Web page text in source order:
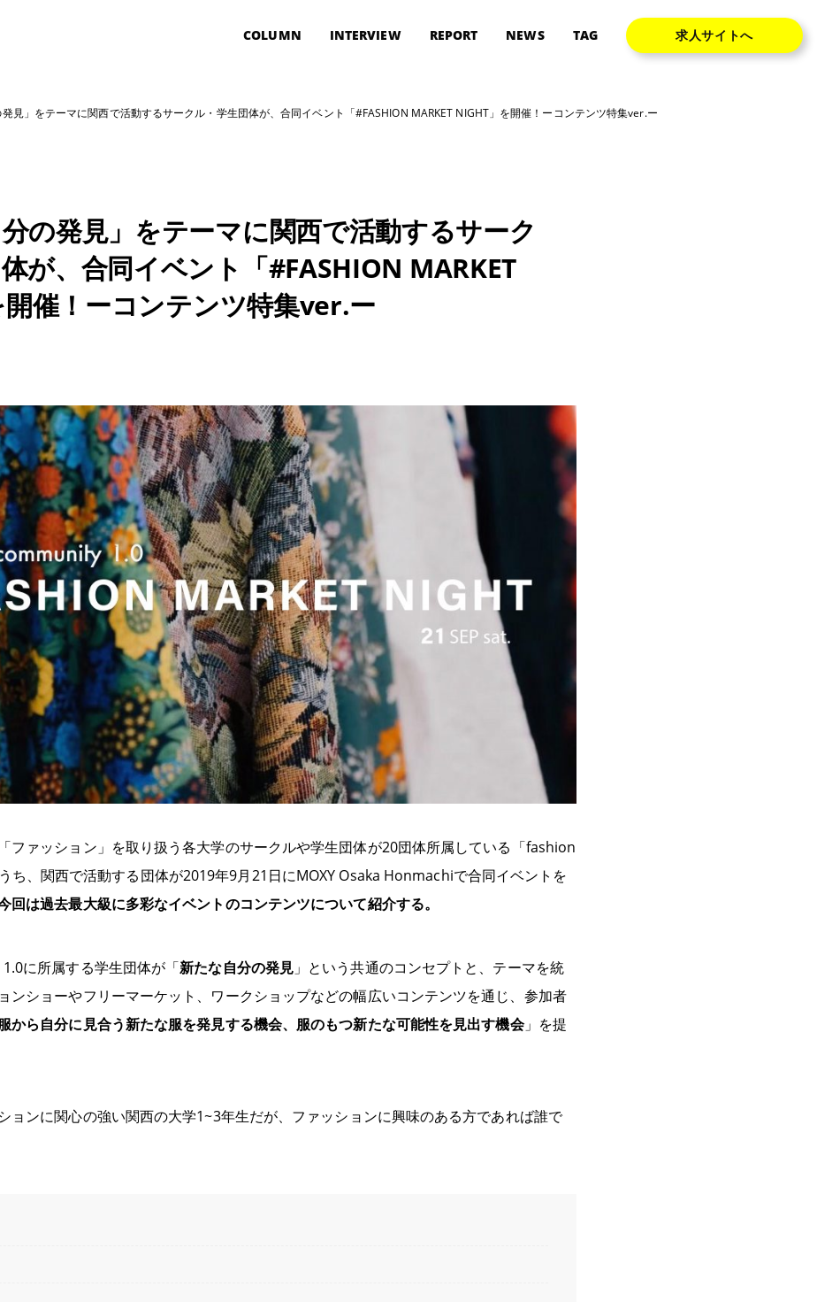
COLUMN INTERVIEW REPORT NEWS TAG 求人サイトへ
発見」をテーマに関西で活動するサークル・学生団体が、合同イベント「#FASHION MARKET NIGHT」を開催！ーコンテンツ特集ver.ー
分の発見」をテーマに関西で活動するサーク
が、合同イベント「#FASHION MARKET
催！ーコンテンツ特集ver.ー
ファッション」を取り扱う各大学のサークルや学生団体が20団体所属している「fashion
ち、関西で活動する団体が2019年9月21日にMOXY Osaka Honmachiで合同イベントを
回は過去最大級に多彩なイベントのコンテンツについて紹介する。
に所属する学生団体が「新たな自分の発見 」という共通のコンセプトと、テーマを統
ンショーやフリーマーケット、ワークショップなどの幅広いコンテンツを通じ、参加者
から自分に見合う新たな服を発見する機会、服のもつ新たな可能性を見出す機会」を提
ョンに関心の強い関西の大学1~3年生だが、ファッションに興味のある方であれば誰で